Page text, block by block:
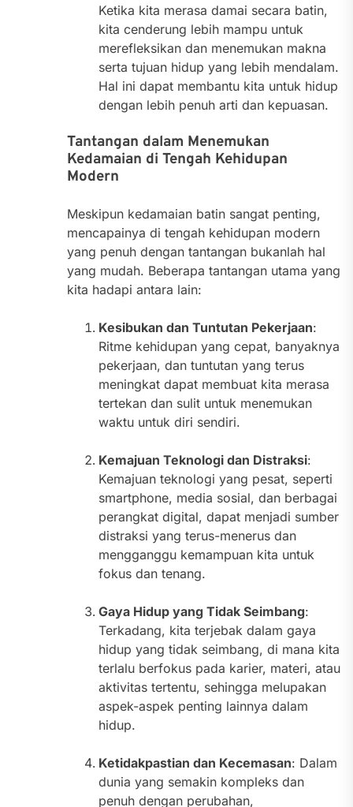
Ketika kita merasa damai secara batin,
kita cenderung lebih mampu untuk
merefleksikan dan menemukan makna
serta tujuan hidup yang lebih mendalam.
Hal ini dapat membantu kita untuk hidup
dengan lebih penuh arti dan kepuasan.
Tantangan dalam Menemukan
Kedamaian di Tengah Kehidupan
Modern
Meskipun kedamaian batin sangat penting,
mencapainya di tengah kehidupan modern
yang penuh dengan tantangan bukanlah hal
yang mudah. Beberapa tantangan utama yang
kita hadapi antara lain:
Kesibukan dan Tuntutan Pekerjaan:
Ritme kehidupan yang cepat, banyaknya
pekerjaan, dan tuntutan yang terus
meningkat dapat membuat kita merasa
tertekan dan sulit untuk menemukan
waktu untuk diri sendiri.
Kemajuan Teknologi dan Distraksi:
Kemajuan teknologi yang pesat, seperti
smartphone, media sosial, dan berbagai
perangkat digital, dapat menjadi sumber
distraksi yang terus-menerus dan
mengganggu kemampuan kita untuk
fokus dan tenang.
Gaya Hidup yang Tidak Seimbang:
Terkadang, kita terjebak dalam gaya
hidup yang tidak seimbang, di mana kita
terlalu berfokus pada karier, materi, atau
aktivitas tertentu, sehingga melupakan
aspek-aspek penting lainnya dalam
hidup.
Ketidakpastian dan Kecemasan: Dalam
dunia yang semakin kompleks dan
penuh dengan perubahan,